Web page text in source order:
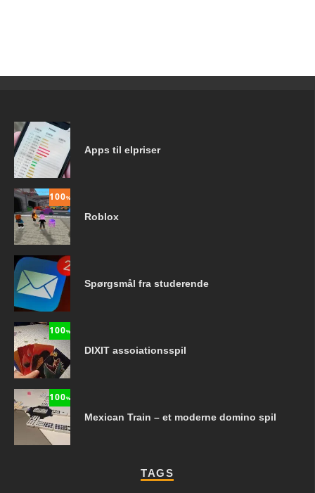
Apps til elpriser
100%
Roblox
Spørgsmål fra studerende
100%
DIXIT assoiationsspil
100%
Mexican Train – et moderne domino spil
TAGS